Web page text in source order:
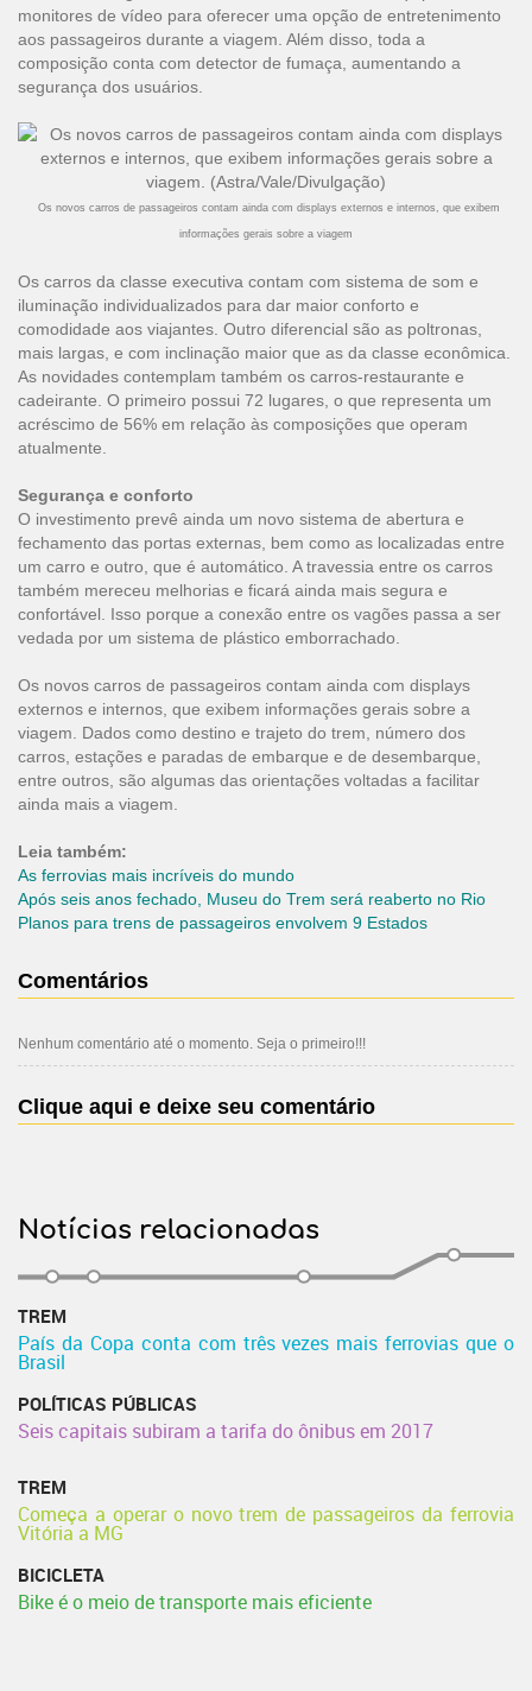
monitores de vídeo para oferecer uma opção de entretenimento
aos passageiros durante a viagem. Além disso, toda a
composição conta com detector de fumaça, aumentando a
segurança dos usuários.
Os novos carros de passageiros contam ainda com displays externos e internos, que exibem
informações gerais sobre a viagem
Os carros da classe executiva contam com sistema de som e
iluminação individualizados para dar maior conforto e
comodidade aos viajantes. Outro diferencial são as poltronas,
mais largas, e com inclinação maior que as da classe econômica.
As novidades contemplam também os carros-restaurante e
cadeirante. O primeiro possui 72 lugares, o que representa um
acréscimo de 56% em relação às composições que operam
atualmente.
Segurança e conforto
O investimento prevê ainda um novo sistema de abertura e
fechamento das portas externas, bem como as localizadas entre
um carro e outro, que é automático. A travessia entre os carros
também mereceu melhorias e ficará ainda mais segura e
confortável. Isso porque a conexão entre os vagões passa a ser
vedada por um sistema de plástico emborrachado.
Os novos carros de passageiros contam ainda com displays
externos e internos, que exibem informações gerais sobre a
viagem. Dados como destino e trajeto do trem, número dos
carros, estações e paradas de embarque e de desembarque,
entre outros, são algumas das orientações voltadas a facilitar
ainda mais a viagem.
Leia também:
As ferrovias mais incríveis do mundo
Após seis anos fechado, Museu do Trem será reaberto no Rio
Planos para trens de passageiros envolvem 9 Estados
Comentários
Nenhum comentário até o momento. Seja o primeiro!!!
Clique aqui e deixe seu comentário
Notícias relacionadas
TREM
País da Copa conta com três vezes mais ferrovias que o
Brasil
POLÍTICAS PÚBLICAS
Seis capitais subiram a tarifa do ônibus em 2017
TREM
Começa a operar o novo trem de passageiros da ferrovia
Vitória a MG
BICICLETA
Bike é o meio de transporte mais eficiente